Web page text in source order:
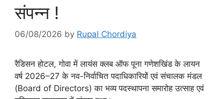
संपन्न !
06/08/2026 by Rupal Chordiya
रैडिसन होटल, गोवा में लायंस क्लब ऑफ पूना गणेशखिंड के लायन
वर्ष 2026–27 के नव-निर्वाचित पदाधिकारियों एवं संचालक मंडल
(Board of Directors) का भव्य पदस्थापना समारोह उत्साह एवं